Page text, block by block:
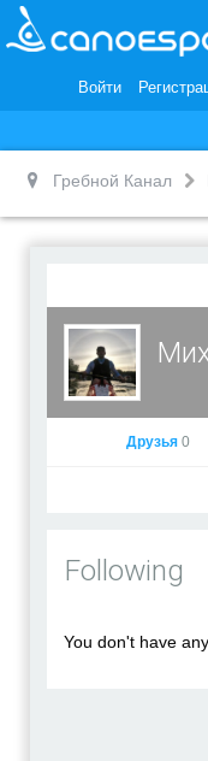
Войти
Награды и
Гребной Канал
Михаил
Добавить в друзья
Друзья 0
Following
You don't have